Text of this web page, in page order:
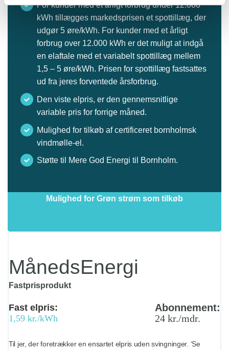
For kunder med et årligt forbrug under 12.000
kWh tillægges markedsprisen et spottillæg, der
udgør 5 øre/kWh. For kunder med et årligt
forbrug over 12.000 kWh er det muligt at indgå
en elaftale med et variabelt spottillæg mellem
1,5 – 5 øre/kWh. Prisen for spottillæg fastsattes
ud fra jeres forventede årsforbrug.
Den viste elpris, er den gennemsnitlige
variable pris for forrige måned.
Mulighed for tilkøb af certificeret bornholmsk
vindmølle-el.
Støtte til Mere God Energi til Bornholm.
Mulighed for Grøn strøm som tilkøb
MånedsEnergi
Fastprisprodukt
Fast elpris:
1,59 kr./kWh
Abonnement:
24 kr./mdr.
Til jer, der foretrækker en ensartet elpris uden svingninger. ‘Se